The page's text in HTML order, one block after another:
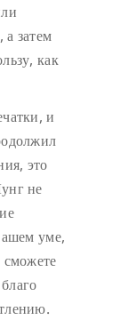
затем
как
и
это
не
уме,